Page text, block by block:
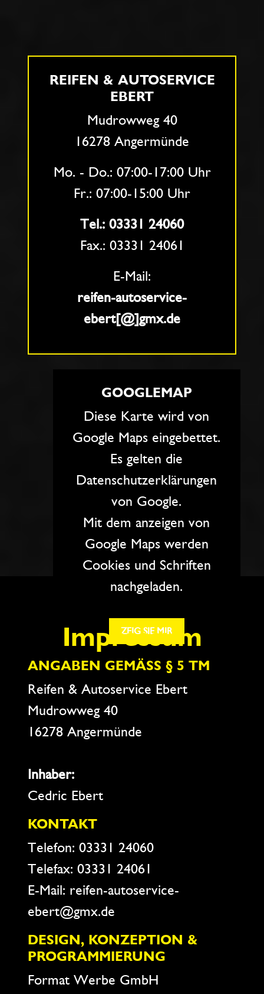
REIFEN & AUTOSERVICE
EBERT
Mudrowweg 40
16278 Angermünde
Mo. - Do.: 07:00-17:00 Uhr
Fr.: 07:00-15:00 Uhr
Tel.: 03331 24060
Fax.: 03331 24061
E-Mail:
reifen-autoservice-
ebert[@]gmx.de
GOOGLEMAP
Diese Karte wird von
Google Maps eingebettet.
Es gelten die
Datenschutzerklärungen
von Google.
Mit dem anzeigen von
Google Maps werden
Cookies und Schriften
nachgeladen.
ZEIG SIE MIR
Impressum
ANGABEN GEMÄSS § 5 TM
Reifen & Autoservice Ebert
Mudrowweg 40
16278 Angermünde
Inhaber:
Cedric Ebert
KONTAKT
Telefon: 03331 24060
Telefax: 03331 24061
E-Mail: reifen-autoservice-
ebert@gmx.de
DESIGN, KONZEPTION &
PROGRAMMIERUNG
Format Werbe GmbH